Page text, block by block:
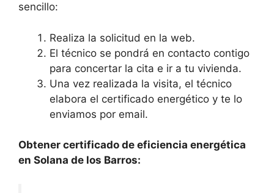
sencillo:
Realiza la solicitud en la web.
El técnico se pondrá en contacto contigo
para concertar la cita e ir a tu vivienda.
Una vez realizada la visita, el técnico
elabora el certificado energético y te lo
enviamos por email.
Obtener certificado de eficiencia energética
en Solana de los Barros: